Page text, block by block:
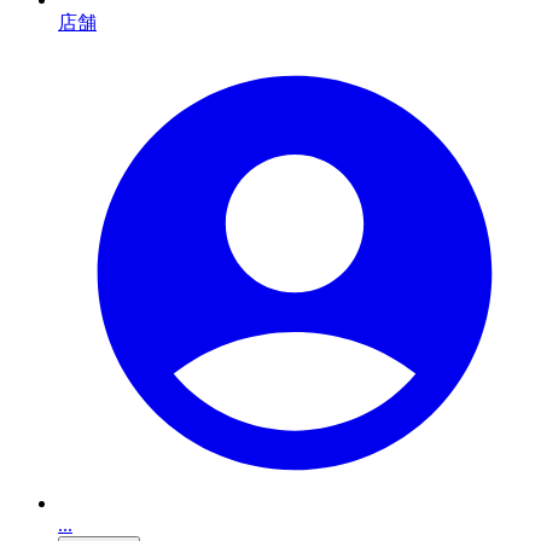
店舗
...